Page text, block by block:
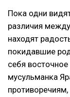
Пока одни
различия
находят
покидавшие
себя
мусульманка